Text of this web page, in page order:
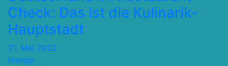
Check: Das ist die Kulinarik-
Hauptstadt
31. Mai 2022
mango